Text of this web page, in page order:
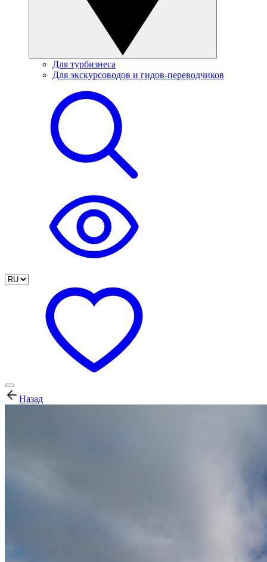
Для турбизнеса
Для экскурсоводов и гидов-переводчиков
Назад